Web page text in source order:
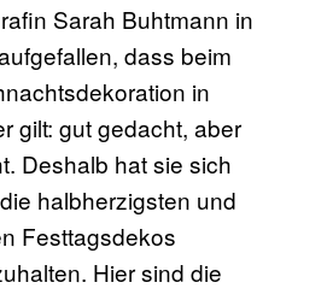
Sarah Buhtmann in
dass beim
in
gilt: gut gedacht, aber
Deshalb hat sie sich
halbherzigsten und
Festtagsdekos
Hier sind die